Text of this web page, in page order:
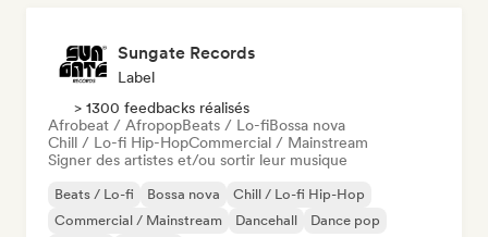
Sungate Records
Label
> 1300 feedbacks réalisés
Afrobeat / AfropopBeats / Lo-fiBossa nova
Chill / Lo-fi Hip-HopCommercial / Mainstream
Signer des artistes et/ou sortir leur musique
Beats / Lo-fi Bossa nova
Chill / Lo-fi Hip-Hop
Commercial / Mainstream
Dancehall
Dance pop